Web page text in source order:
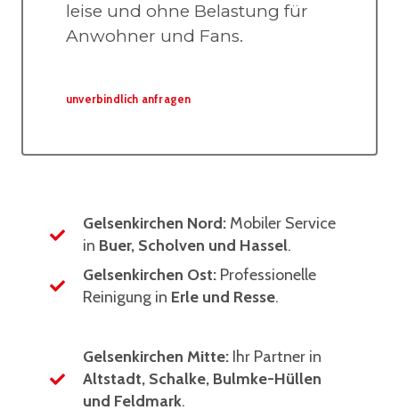
leise und ohne Belastung für
Anwohner und Fans.
unverbindlich anfragen
Gelsenkirchen Nord: Mobiler Service
in Buer, Scholven und Hassel.
Gelsenkirchen Ost: Professionelle
Reinigung in Erle und Resse.
Gelsenkirchen Mitte: Ihr Partner in
Altstadt, Schalke, Bulmke-Hüllen
und Feldmark.